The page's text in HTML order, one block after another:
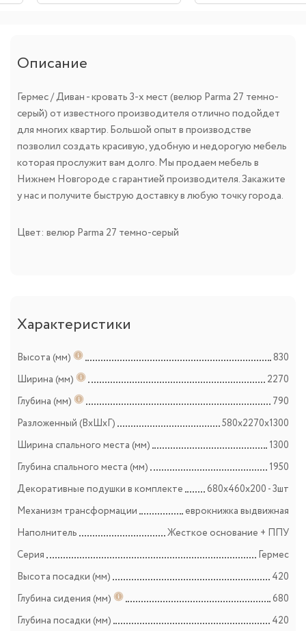
Описание
Гермес / Диван - кровать 3-х мест (велюр Parma 27 темно-
серый) от известного производителя отлично подойдет
для многих квартир. Большой опыт в производстве
позволил создать красивую, удобную и недорогую мебель
которая прослужит вам долго. Мы продаем мебель в
Нижнем Новгороде с гарантией производителя. Закажите
у нас и получите быструю доставку в любую точку города.
Цвет: велюр Parma 27 темно-серый
Характеристики
Высота (мм)
830
Ширина (мм)
2270
Глубина (мм)
790
Разложенный (ВхШхГ)
580х2270х1300
Ширина спального места (мм)
1300
Глубина спального места (мм)
1950
Декоративные подушки в комплекте
680х460х200 - 3шт
Механизм трансформации
еврокнижка выдвижная
Наполнитель
Жесткое основание + ППУ
Серия
Гермес
Высота посадки (мм)
420
Глубина сидения (мм)
680
Глубина посадки (мм)
420